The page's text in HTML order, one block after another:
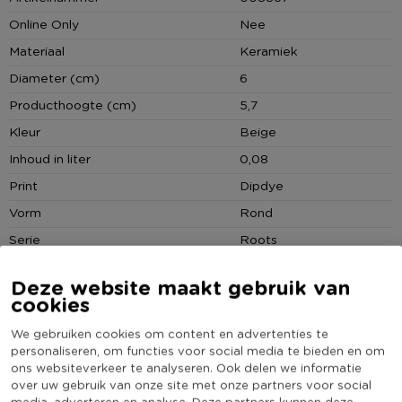
Deze website maakt gebruik van
cookies
We gebruiken cookies om content en advertenties te
personaliseren, om functies voor social media te bieden en om
ons websiteverkeer te analyseren. Ook delen we informatie
over uw gebruik van onze site met onze partners voor social
item een unieke afwerking krijgt.
Tip:Maak de Roots serviescollectie in de kleur beige
compleet voor een mooie tafelsetting of mix en match tussen
Online Only
Nee
Materiaal
Keramiek
Diameter (cm)
6
Producthoogte (cm)
5,7
Kleur
Beige
Inhoud in liter
0,08
Print
Dipdye
Vorm
Rond
Serie
Roots
Met print
Ja
Geschikt voor magnetron
Ja
Met oor
Ja